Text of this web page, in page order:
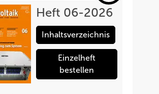
Heft 06-2026
Inhaltsverzeichnis
Einzelheft
bestellen